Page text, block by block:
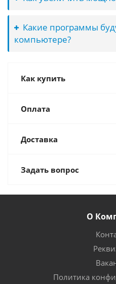
Какие программы
компьютере?
Как купить
Оплата
Доставка
Задать вопрос
О
Политика